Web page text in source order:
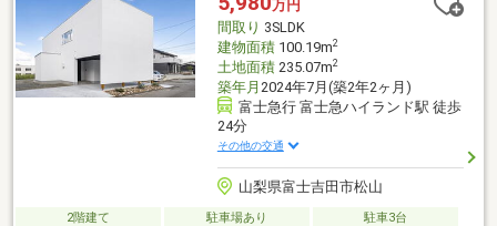
万円
間取り 3SLDK
建物面積100.19m2
土地面積235.07m2
築年月 2024年7月(築2年2ヶ月)
富士急行 富士急ハイランド駅 徒歩
24分
その他の交通
山梨県富士吉田市松山
2階建て 駐車場あり
駐車3台